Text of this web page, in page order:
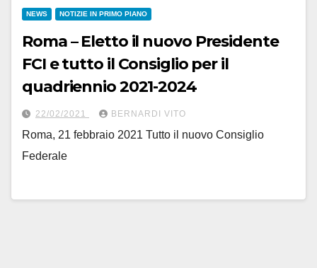
NEWS NOTIZIE IN PRIMO PIANO
Roma – Eletto il nuovo Presidente
FCI e tutto il Consiglio per il
quadriennio 2021-2024
22/02/2021 BERNARDI VITO
Roma, 21 febbraio 2021 Tutto il nuovo Consiglio
Federale